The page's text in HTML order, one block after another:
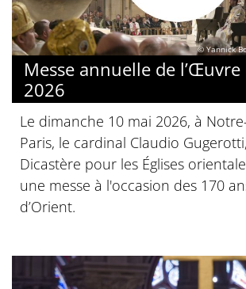
© Yannick
Messe annuelle de l’Œuvre
2026
Le dimanche 10 mai 2026, à
Paris, le cardinal Claudio
Dicastère pour les Églises
une messe à l'occasion des 170
d’Orient.